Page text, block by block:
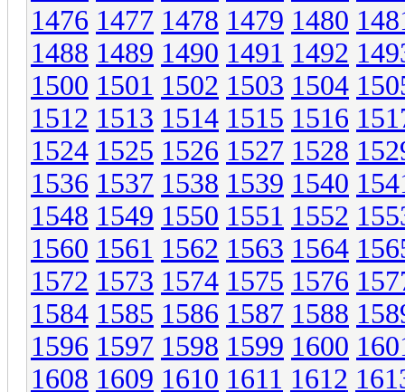
1476 1477 1478 1479 1480
1488 1489 1490 1491 1492
1500 1501 1502 1503 1504
1512 1513 1514 1515 1516
1524 1525 1526 1527 1528
1536 1537 1538 1539 1540
1548 1549 1550 1551 1552
1560 1561 1562 1563 1564
1572 1573 1574 1575 1576
1584 1585 1586 1587 1588
1596 1597 1598 1599 1600
1608 1609 1610 1611 1612